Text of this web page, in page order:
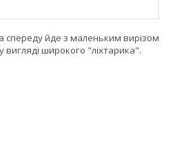
спереду йде з маленьким вирізом
широкого "ліхтарика".